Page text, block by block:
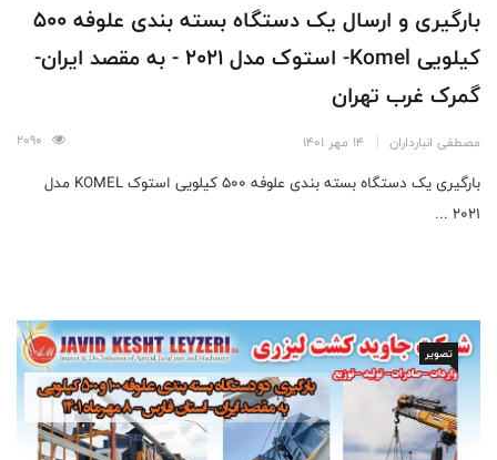
بارگیری و ارسال یک دستگاه بسته بندی علوفه 500
کیلویی Komel- استوک مدل 2021 - به مقصد ایران-
گمرک غرب تهران
مصطفی انبارداران 14 مهر 1401
بارگیری یک دستگاه بسته بندی علوفه 500 کیلویی استوک KOMEL مدل
2021 ...
تصویر